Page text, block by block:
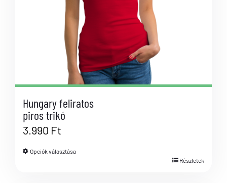
Hungary feliratos
piros trikó
3.990 Ft
Opciók választása
Részletek